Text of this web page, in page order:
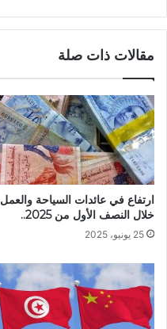
مقالات ذات صلة
ارتفاع في عائدات السياحة والعمل
خلال النصف الأول من 2025..
25 يونيو، 2025